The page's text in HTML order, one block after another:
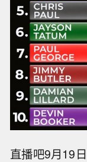
直播吧9月19